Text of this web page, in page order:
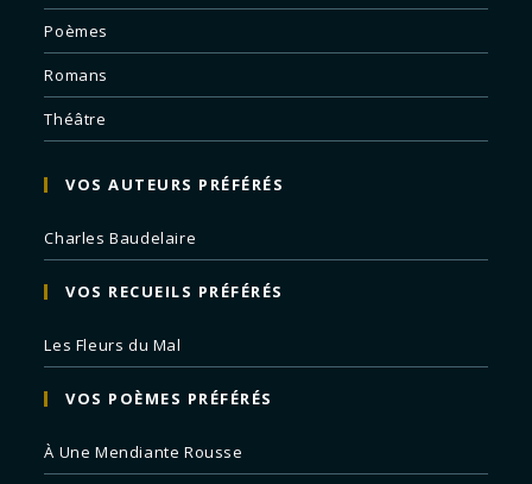
Poèmes
Romans
Théâtre
VOS AUTEURS PRÉFÉRÉS
Charles Baudelaire
VOS RECUEILS PRÉFÉRÉS
Les Fleurs du Mal
VOS POÈMES PRÉFÉRÉS
À Une Mendiante Rousse